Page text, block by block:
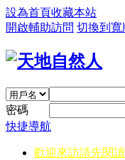
設為首頁收藏本站
開啟輔助訪問 切換到寬
密碼
快捷導航
歡迎來訪請先閱讀